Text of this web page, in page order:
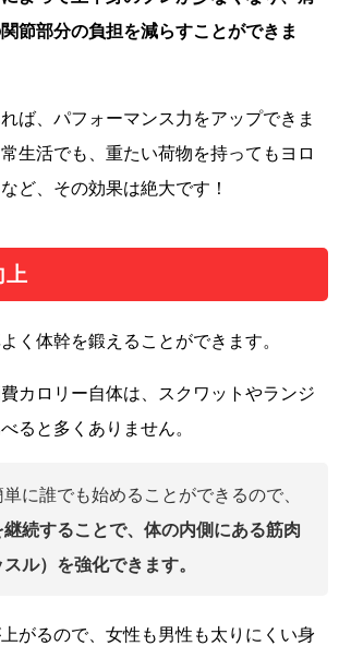
節部分の負担を減らすことができま
ば、パフォーマンス力をアップできま
生活でも、重たい荷物を持ってもヨロ
ど、その効果は絶大です！
上
く体幹を鍛えることができます。
カロリー自体は、スクワットやランジ
ると多くありません。
に誰でも始めることができるので、
継続することで、体の内側にある筋肉
スル）を強化できます。
がるので、女性も男性も太りにくい身